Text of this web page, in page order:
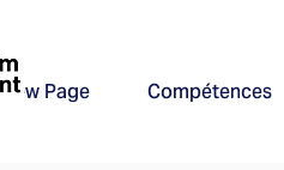
New Page Compétences